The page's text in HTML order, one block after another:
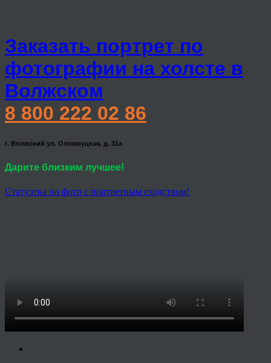
Заказать портрет по
фотографии на холсте в
Волжском
8 800 222 02 86
г. Волжский ул. Оломоуцкая, д. 31а
Дарите близким лучшее!
Статуэтка по фото с портретным сходством!